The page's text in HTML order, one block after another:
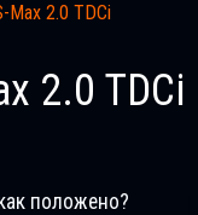
Max 2.0 TDCi
2.0 TDCi
положено?